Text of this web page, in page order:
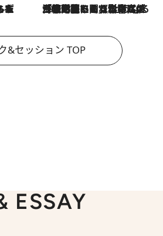
2026.8.3
「住宅建てられない…」「サーチャージ料の高値が続いている」ホルムズ海峡封鎖による影響はいつまで続く？《エネルギー専門家に聞く“どうなる日本の暮らし”》
&セッション TOP
ESSAY